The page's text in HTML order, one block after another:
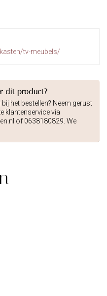
tv-meubels/
dit product?
het bestellen? Neem gerust
klantenservice via
of 0638180829. We